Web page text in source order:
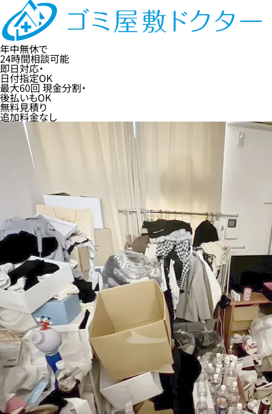
年中無休で
24時間相談可能
即日対応・
日付指定OK
最大60回 現金分割・
後払いもOK
無料見積り
追加料金なし